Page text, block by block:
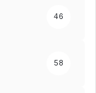
46
58